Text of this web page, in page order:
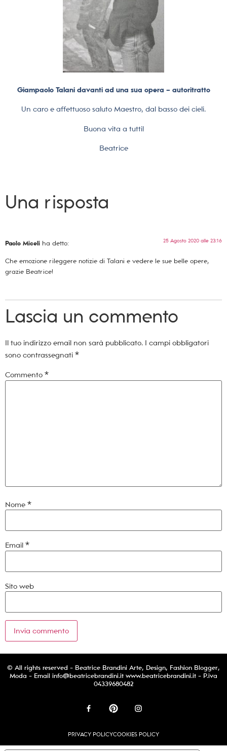
Giampaolo Talani davanti ad una sua opera – autoritratto
Un caro e affettuoso saluto Maestro, dal basso dei cieli.
Buona vita a tutti!
Beatrice
Una risposta
Paolo Miceli ha detto: 25 Agosto 2020 alle 23:16
Che emozione rileggere notizie di Talani e vedere le sue belle opere,
grazie Beatrice!
Lascia un commento
Il tuo indirizzo email non sarà pubblicato. I campi obbligatori
sono contrassegnati *
Commento *
Nome *
Email *
Sito web
© All rights reserved - Beatrice Brandini Arte, Design, Fashion Blogger,
Moda - Email info@beatricebrandini.it www.beatricebrandini.it - P.iva
04339680482
PRIVACY POLICYCOOKIES POLICY